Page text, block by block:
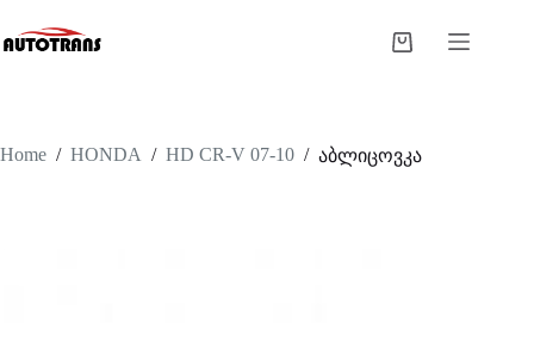
Home / HONDA / HD CR-V 07-10 / აბლიცოვკა